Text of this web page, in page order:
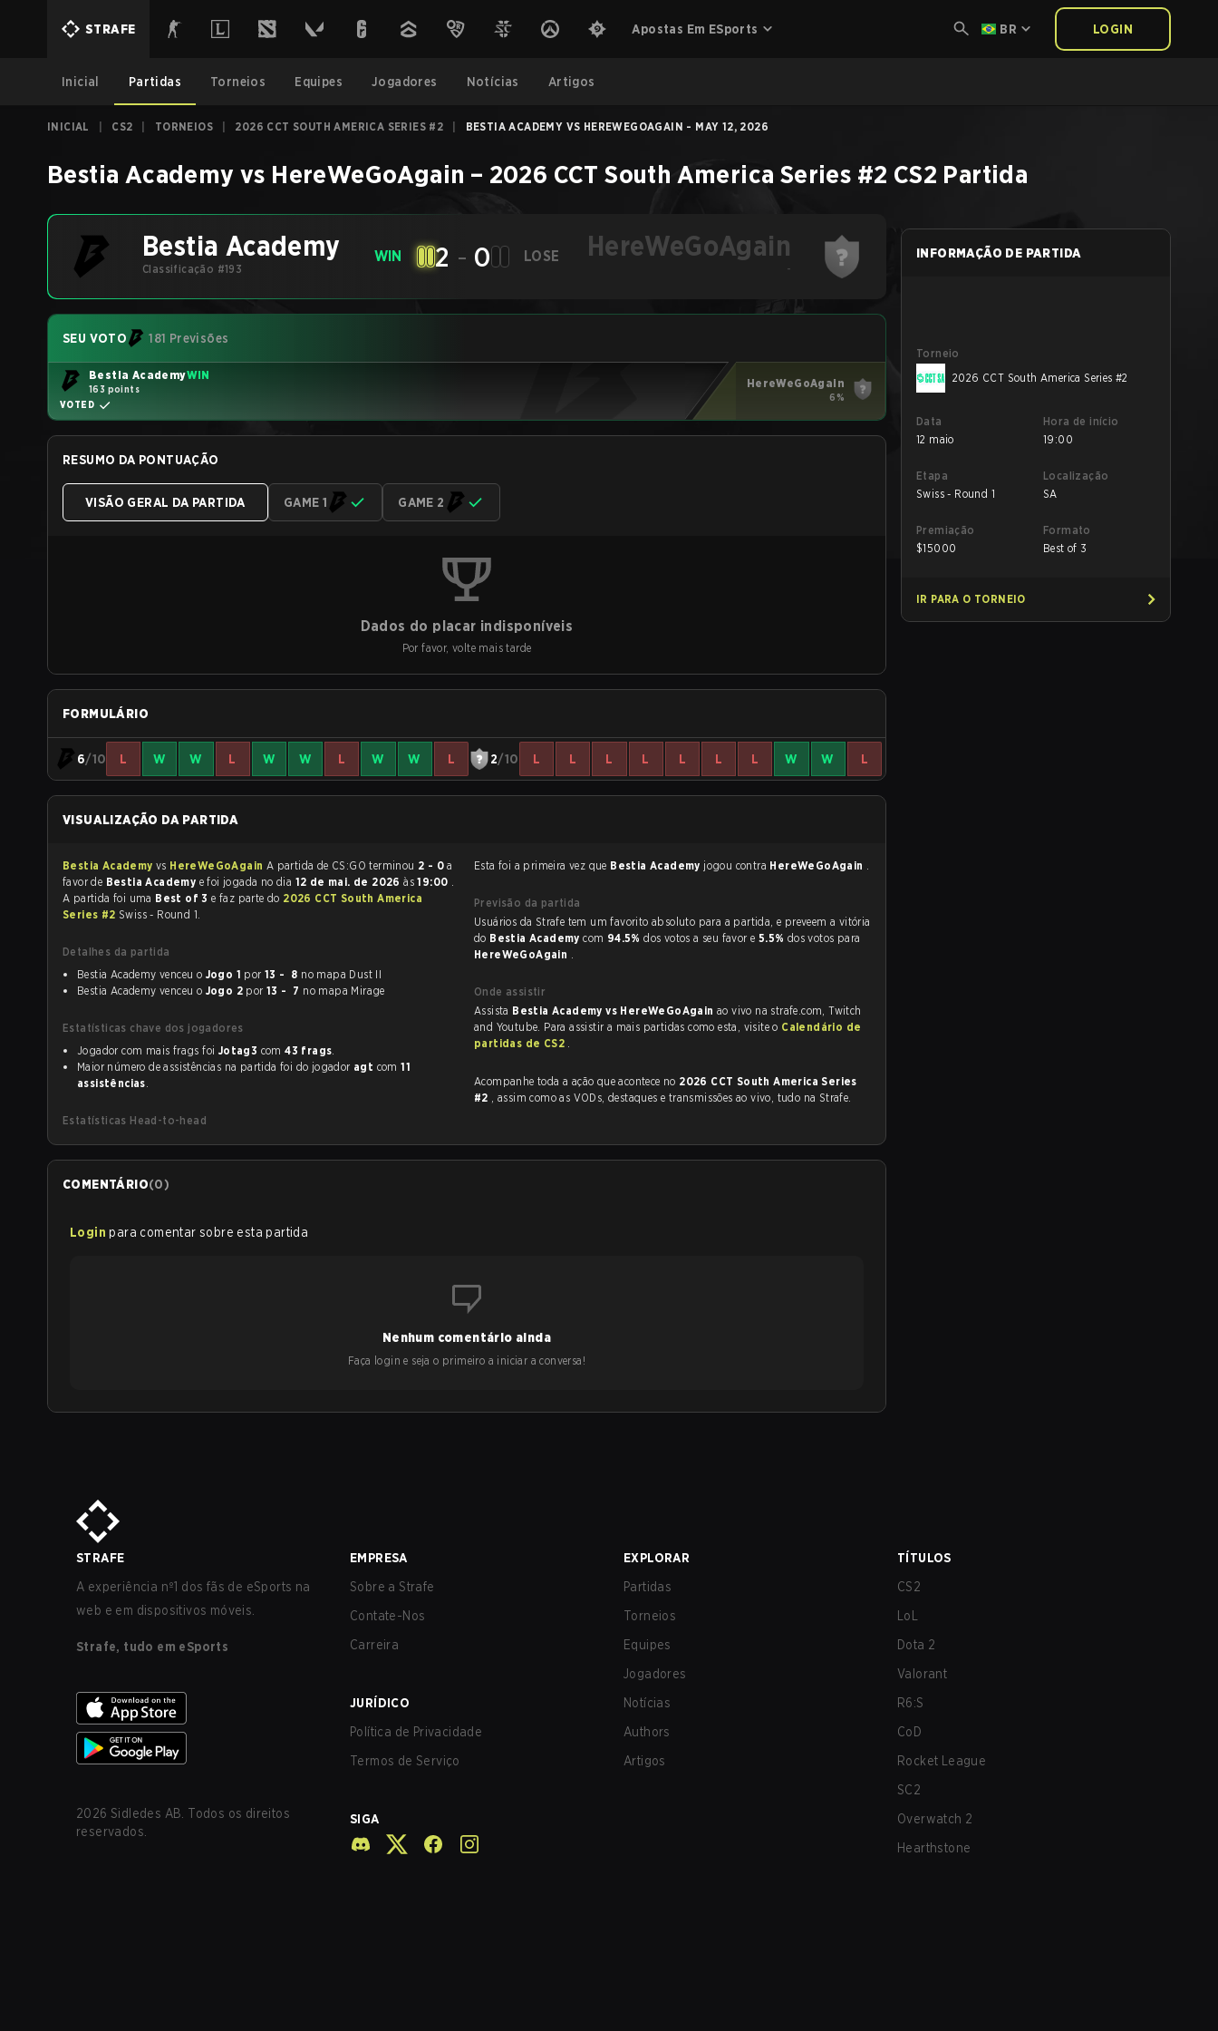
STRAFE Apostas Em ESports BR LOGIN
Inicial Partidas Torneios Equipes Jogadores Notícias Artigos
INICIAL CS2 TORNEIOS 2026 CCT SOUTH AMERICA SERIES #2 BESTIA ACADEMY VS HEREWEGOAGAIN - MAY 12, 2026
Bestia Academy vs HereWeGoAgain – 2026 CCT South America Series #2 CS2 Partida
Bestia Academy
Classificação #193
WIN 2 - 0 LOSE HereWeGoAgain
-
SEU VOTO 181 Previsões
Bestia AcademyWIN
163 points
VOTED
HereWeGoAgain
6%
RESUMO DA PONTUAÇÃO
VISÃO GERAL DA PARTIDA GAME 1 GAME 2
Dados do placar indisponíveis
Por favor, volte mais tarde
FORMULÁRIO
6/10 L W W L W W L W W L 2/10 L L L L L L L W W L
VISUALIZAÇÃO DA PARTIDA
Bestia Academy vs HereWeGoAgain A partida de CS:GO terminou 2 - 0a
favor de Bestia Academy e foi jogada no dia 12 de mai. de 2026às19:00 .
A partida foi uma Best of 3e faz parte do 2026 CCT South America
Series #2 Swiss - Round 1.
Detalhes da partida
Bestia Academy venceu o Jogo 1 por 13 - 8 no mapa Dust II
Bestia Academy venceu o Jogo 2 por 13 - 7 no mapa Mirage
Estatísticas chave dos jogadores
Jogador com mais frags foi Jotag3 com43 frags.
Maior número de assistências na partida foi do jogador agt com11
assistências.
Estatísticas Head-to-head
Esta foi a primeira vez que Bestia Academy jogou contra HereWeGoAgain .
Previsão da partida
Usuários da Strafe tem um favorito absoluto para a partida, e preveem a vitória
do Bestia Academycom 94.5%dos votos a seu favor e 5.5% dos votos para
HereWeGoAgain .
Onde assistir
Assista Bestia Academy vs HereWeGoAgain ao vivo na strafe.com, Twitch
and Youtube. Para assistir a mais partidas como esta, visite o Calendário de
partidas de CS2 .
Acompanhe toda a ação que acontece no 2026 CCT South America Series
#2
, assim como as VODs, destaques e transmissões ao vivo, tudo na Strafe.
COMENTÁRIO(0)
Login para comentar sobre esta partida
Nenhum comentário ainda
Faça login e seja o primeiro a iniciar a conversa!
INFORMAÇÃO DE PARTIDA
Torneio
2026 CCT South America Series #2
Data
12 maio
Hora de início
19:00
Etapa
Swiss - Round 1
Localização
SA
Premiação
$15000
Formato
Best of 3
IR PARA O TORNEIO
STRAFE
A experiência nº1 dos fãs de eSports na
web e em dispositivos móveis.
Strafe, tudo em eSports
2026 Sidledes AB. Todos os direitos
reservados.
EMPRESA
Sobre a Strafe
Contate-Nos
Carreira
JURÍDICO
Política de Privacidade
Termos de Serviço
SIGA
EXPLORAR
Partidas
Torneios
Equipes
Jogadores
Notícias
Authors
Artigos
TÍTULOS
CS2
LoL
Dota 2
Valorant
R6:S
CoD
Rocket League
SC2
Overwatch 2
Hearthstone